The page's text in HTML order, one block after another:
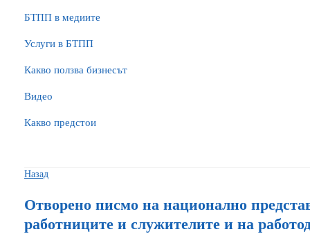
БTПП в медиите
Услуги в БТПП
Какво ползва бизнесът
Видео
Какво предстои
Назад
Отворено писмо на национално
работниците и служителите и на